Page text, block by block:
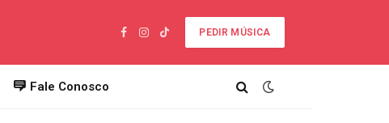
Facebook
Instagram
TikTok
PEDIR MÚSICA
Fale Conosco